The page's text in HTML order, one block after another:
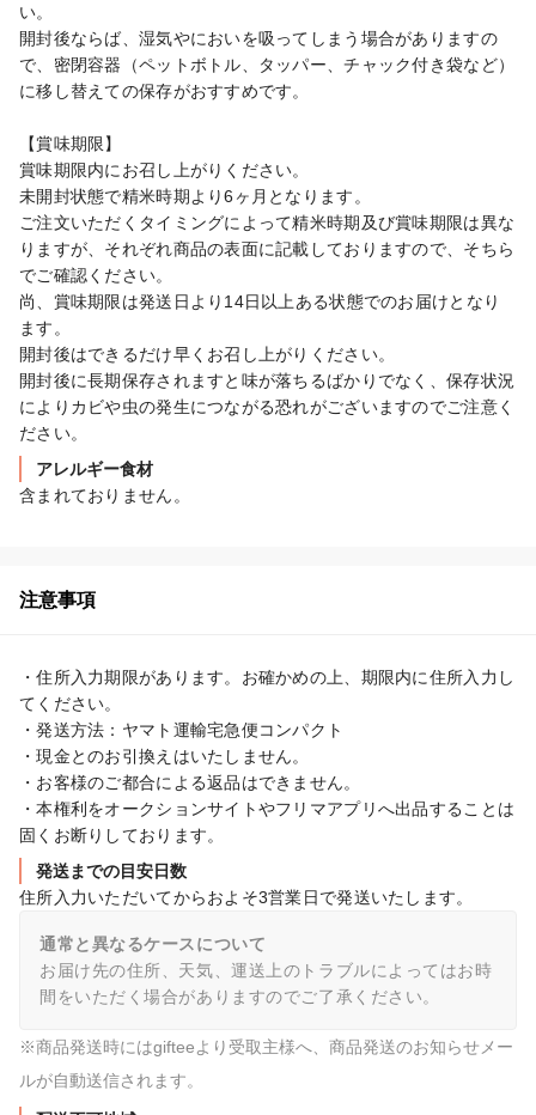
い。
開封後ならば、湿気やにおいを吸ってしまう場合がありますの
で、密閉容器（ペットボトル、タッパー、チャック付き袋など）
に移し替えての保存がおすすめです。
【賞味期限】
賞味期限内にお召し上がりください。
未開封状態で精米時期より6ヶ月となります。
ご注文いただくタイミングによって精米時期及び賞味期限は異な
りますが、それぞれ商品の表面に記載しておりますので、そちら
でご確認ください。
尚、賞味期限は発送日より14日以上ある状態でのお届けとなり
ます。
開封後はできるだけ早くお召し上がりください。
開封後に長期保存されますと味が落ちるばかりでなく、保存状況
によりカビや虫の発生につながる恐れがございますのでご注意く
ださい。
アレルギー食材
含まれておりません。
注意事項
・住所入力期限があります。お確かめの上、期限内に住所入力し
てください。
・発送方法：ヤマト運輸宅急便コンパクト
・現金とのお引換えはいたしません。
・お客様のご都合による返品はできません。
・本権利をオークションサイトやフリマアプリへ出品することは
固くお断りしております。
発送までの目安日数
住所入力いただいてからおよそ3営業日で発送いたします。
通常と異なるケースについて
お届け先の住所、天気、運送上のトラブルによってはお時
間をいただく場合がありますのでご了承ください。
※商品発送時にはgifteeより受取主様へ、商品発送のお知らせメー
ルが自動送信されます。